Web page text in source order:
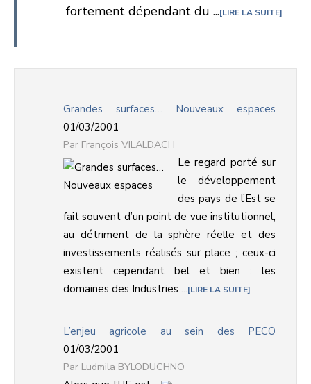
fortement dépendant du ... LIRE LA SUITE
Grandes surfaces… Nouveaux espaces
01/03/2001
François VILALDACH
Le regard porté sur
le développement
des pays de l’Est se
fait souvent d’un point de vue institutionnel,
au détriment de la sphère réelle et des
investissements réalisés sur place ; ceux-ci
existent cependant bel et bien : les
domaines des Industries ... LIRE LA SUITE
L’enjeu agricole au sein des PECO
01/03/2001
Ludmila BYLODUCHNO